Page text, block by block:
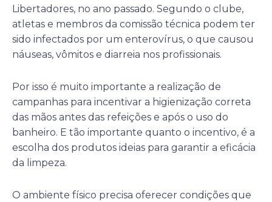
Libertadores, no ano passado. Segundo o clube,
atletas e membros da comissão técnica podem ter
sido infectados por um enterovírus, o que causou
náuseas, vômitos e diarreia nos profissionais.
Por isso é muito importante a realização de
campanhas para incentivar a higienização correta
das mãos antes das refeições e após o uso do
banheiro. E tão importante quanto o incentivo, é a
escolha dos produtos ideias para garantir a eficácia
da limpeza.
O ambiente físico precisa oferecer condições que